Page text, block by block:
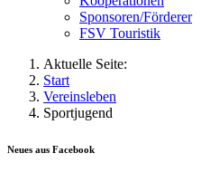
Sponsoren/Förderer
FSV Touristik
Aktuelle Seite:
Start
Vereinsleben
Sportjugend
Neues aus Facebook